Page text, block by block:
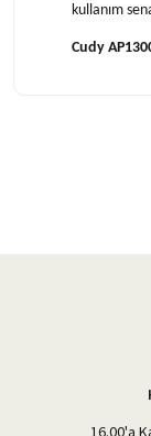
kullanım
Cudy
16.00'a